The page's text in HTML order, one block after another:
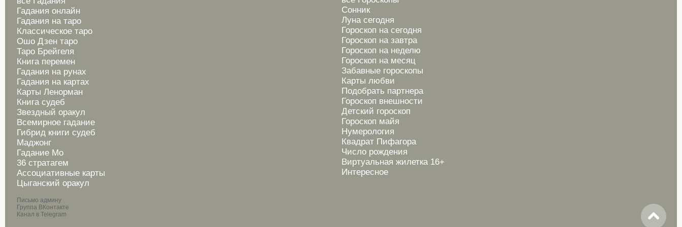
Гадания онлайн
Гадания на таро
Классическое таро
Ошо Дзен таро
Таро Брейгеля
Книга перемен
Гадания на рунах
Гадания на картах
Карты Ленорман
Книга судеб
Звездный оракул
Всемирное гадание
Гибрид книги судеб
Маджонг
Гадание Мо
36 стратагем
Ассоциативные карты
Цыганский оракул
Письмо админу
Группа ВКонтакте
Канал в Telegram
Сонник
Луна сегодня
Гороскоп на сегодня
Гороскоп на завтра
Гороскоп на неделю
Гороскоп на месяц
Забавные гороскопы
Карты любви
Подобрать партнера
Гороскоп внешности
Детский гороскоп
Гороскоп майя
Нумерология
Квадрат Пифагора
Число рождения
Виртуальная жилетка 16+
Интересное